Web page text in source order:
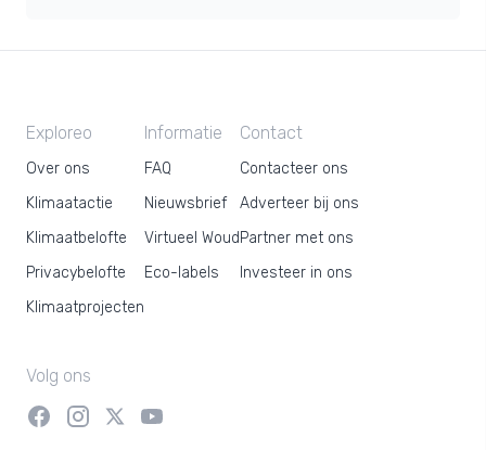
Exploreo
Over ons
Klimaatactie
Klimaatbelofte
Privacybelofte
Klimaatprojecten
Informatie
FAQ
Nieuwsbrief
Virtueel Woud
Eco-labels
Contact
Contacteer ons
Adverteer bij ons
Partner met ons
Investeer in ons
Volg ons